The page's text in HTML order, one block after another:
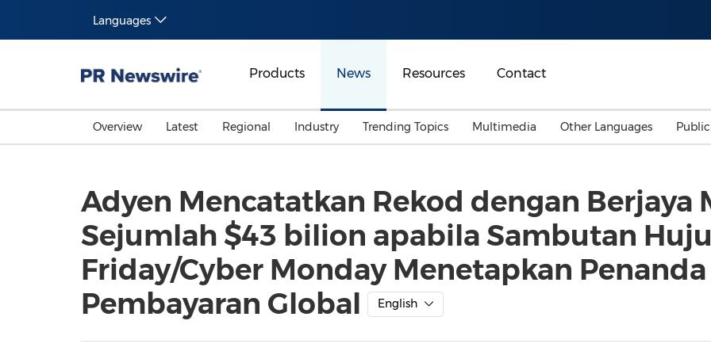
Languages
Products News Resources Contact
Overview Latest Regional
Malaysia
Australia
Industry
Energy
General Business
Advertising, Marketing
Trending Topics
Investment & Financing
Summer Event
Consumer Electronics
Multimedia Other Languages
Adyen Mencatatkan Rekod dengan Berjaya
Sejumlah $43 bilion apabila Sambutan
Friday/Cyber Monday Menetapkan
Pembayaran Global
English